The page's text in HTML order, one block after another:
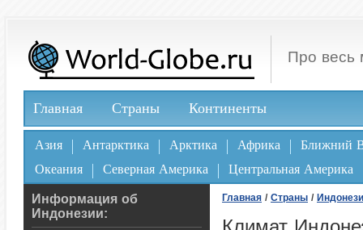
Про весь
Главная Страны Континенты
Азия Антарктика Арктика Африка
Ближний
Океания
Северная Америка Центральная Америка
Главная / Страны /
Информация об
Индонезии: